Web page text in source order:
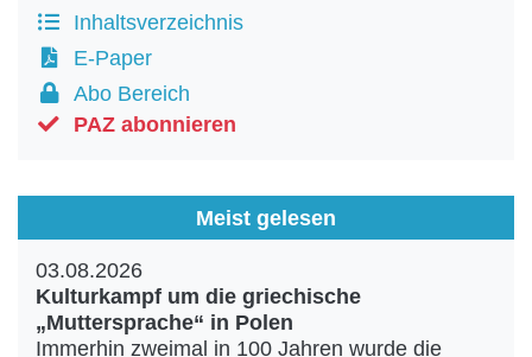
Inhaltsverzeichnis
E-Paper
Abo Bereich
PAZ abonnieren
Meist gelesen
03.08.2026
Kulturkampf um die griechische
„Muttersprache“ in Polen
Immerhin zweimal in 100 Jahren wurde die